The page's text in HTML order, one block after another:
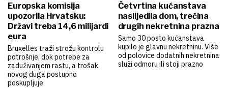
Europska komisija
upozorila Hrvatsku:
Državi treba 14,6 milijardi
eura
Bruxelles traži strožu kontrolu
potrošnje, dok potrebe za
zaduživanjem rastu, a trošak
novog duga postupno
poskupljuje
Četvrtina kućanstava
naslijedila dom, trećina
drugih nekretnina prazna
Samo 30 posto kućanstava
kupilo je glavnu nekretninu. Više
od polovice dodatnih nekretnina
služi odmoru ili stoji prazno